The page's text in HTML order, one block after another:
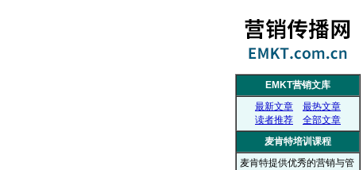
EMKT营销文库
最新文章
最热文章
读者推荐
全部文章
麦肯特培训课程
麦肯特提供优秀的营销与管